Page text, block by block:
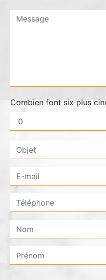
Combien font six plus